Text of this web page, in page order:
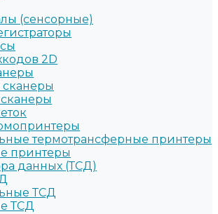
(сенсорные)
2D
термотрансферные принтеры
принтеры
данных (ТСД)
ТСД
ТСД